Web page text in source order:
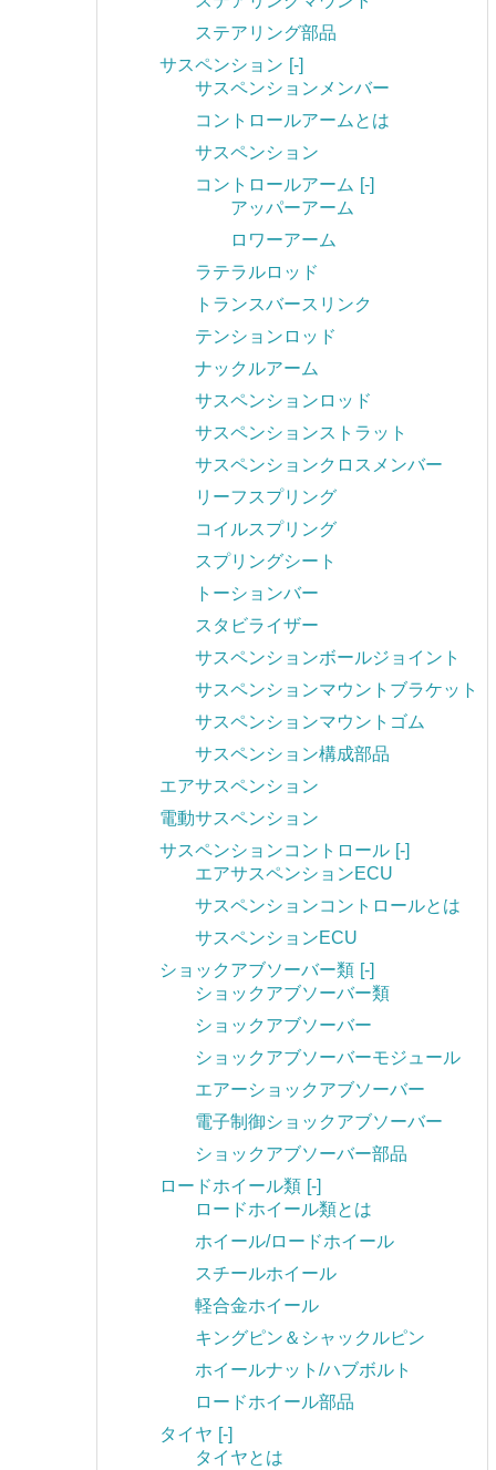
ステアリング部品
サスペンション [-]
サスペンションメンバー
コントロールアームとは
サスペンション
コントロールアーム [-]
アッパーアーム
ロワーアーム
ラテラルロッド
トランスバースリンク
テンションロッド
ナックルアーム
サスペンションロッド
サスペンションストラット
サスペンションクロスメンバー
リーフスプリング
コイルスプリング
スプリングシート
トーションバー
スタビライザー
サスペンションボールジョイント
サスペンションマウントブラケット
サスペンションマウントゴム
サスペンション構成部品
エアサスペンション
電動サスペンション
サスペンションコントロール [-]
エアサスペンションECU
サスペンションコントロールとは
サスペンションECU
ショックアブソーバー類 [-]
ショックアブソーバー類
ショックアブソーバー
ショックアブソーバーモジュール
エアーショックアブソーバー
電子制御ショックアブソーバー
ショックアブソーバー部品
ロードホイール類 [-]
ロードホイール類とは
ホイール/ロードホイール
スチールホイール
軽合金ホイール
キングピン＆シャックルピン
ホイールナット/ハブボルト
ロードホイール部品
タイヤ [-]
タイヤとは